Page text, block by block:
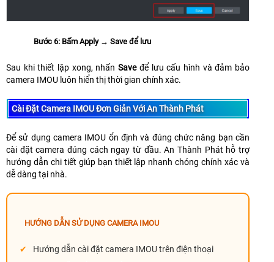
Bước 6: Bấm Apply → Save để lưu
Sau khi thiết lập xong, nhấnSaveđể lưu cấu hình và đảm bảo
camera IMOU luôn hiển thị thời gian chính xác.
Cài Đặt Camera IMOU Đơn Giản Với An Thành Phát
Để sử dụng camera IMOU ổn định và đúng chức năng bạn cần
cài đặt camera đúng cách ngay từ đầu. An Thành Phát hỗ trợ
hướng dẫn chi tiết giúp bạn thiết lập nhanh chóng chính xác và
dễ dàng tại nhà.
HƯỚNG DẪN SỬ DỤNG CAMERA IMOU
Hướng dẫn cài đặt camera IMOU trên điện thoại